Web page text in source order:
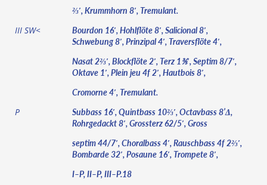
⅔′, Krummhorn 8′, Tremulant.
III SW<
Bourdon 16′, Hohlflöte 8′, Salicional 8′,
Schwebung 8′, Prinzipal 4′, Traversflöte 4′,
Nasat 2⅔′, Blockflöte 2′, Terz 1⅗′, Septim 8/7′,
Oktave 1′, Plein jeu 4f 2′, Hautbois 8′,
Cromorne 4′, Tremulant.
P
Subbass 16′, Quintbass 10⅔′, Octavbass 8’Δ,
Rohrgedackt 8′, Grossterz 62/5′, Gross
septim 44/7′, Choralbass 4′, Rauschbass 4f 2⅔′,
Bombarde 32′, Posaune 16′, Trompete 8′,
I–P, II–P, III–P.18